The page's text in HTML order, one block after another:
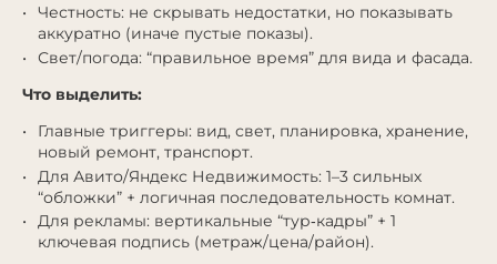
Честность: не скрывать недостатки, но показывать
аккуратно (иначе пустые показы).
Свет/погода: “правильное время” для вида и фасада.
Что выделить:
Главные триггеры: вид, свет, планировка, хранение,
новый ремонт, транспорт.
Для Авито/Яндекс Недвижимость: 1–3 сильных
“обложки” + логичная последовательность комнат.
Для рекламы: вертикальные “тур‑кадры” + 1
ключевая подпись (метраж/цена/район).